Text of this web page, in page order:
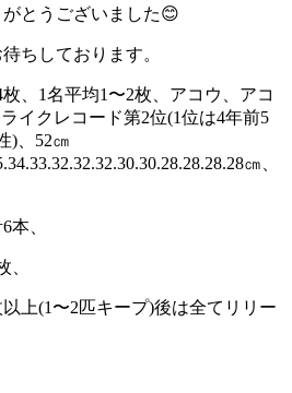
とうございました😊
ちしております。
、1名平均1〜2枚、アコウ、アコ
イクレコード第2位(1位は4年前5
)、52㎝
㎝、
本、
、
上(1〜2匹キープ)後は全てリリー